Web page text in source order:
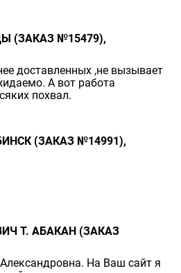
(ЗАКАЗ №15479),
доставленных ,не вызывает
А вот работа
похвал.
(ЗАКАЗ №14991),
Т. АБАКАН (ЗАКАЗ
На Ваш сайт я